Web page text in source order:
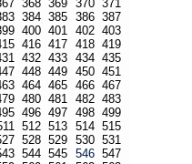
368 369 370 371
384 385 386 387
400 401 402 403
416 417 418 419
432 433 434 435
448 449 450 451
464 465 466 467
480 481 482 483
496 497 498 499
512 513 514 515
528 529 530 531
544 545 546 547